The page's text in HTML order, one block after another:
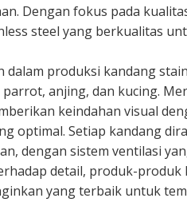
Dengan fokus pada
steel yang berkualitas
dalam produksi kandang
anjing, dan kucing.
keindahan visual
optimal. Setiap kandang
dengan sistem ventilasi
detail, produk-produk
yang terbaik untuk